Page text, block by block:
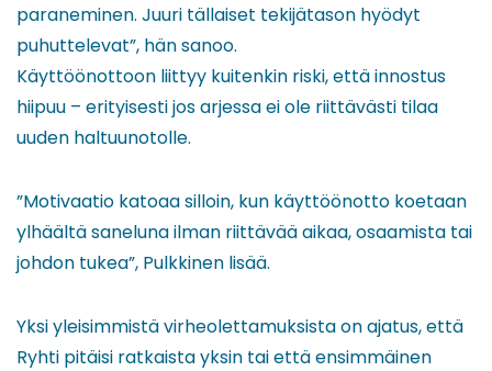
paraneminen. Juuri tällaiset tekijätason hyödyt
puhuttelevat”, hän sanoo.
Käyttöönottoon liittyy kuitenkin riski, että innostus
hiipuu – erityisesti jos arjessa ei ole riittävästi tilaa
uuden haltuunotolle.
”Motivaatio katoaa silloin, kun käyttöönotto koetaan
ylhäältä saneluna ilman riittävää aikaa, osaamista tai
johdon tukea”, Pulkkinen lisää.
Yksi yleisimmistä virheolettamuksista on ajatus, että
Ryhti pitäisi ratkaista yksin tai että ensimmäinen